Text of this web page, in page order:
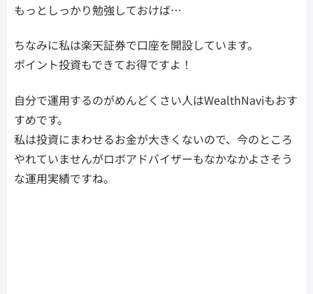
もっとしっかり勉強しておけば…
ちなみに私は楽天証券で口座を開設しています。
ポイント投資もできてお得ですよ！
自分で運用するのがめんどくさい人はWealthNaviもおす
すめです。
私は投資にまわせるお金が大きくないので、今のところ
やれていませんがロボアドバイザーもなかなかよさそう
な運用実績ですね。